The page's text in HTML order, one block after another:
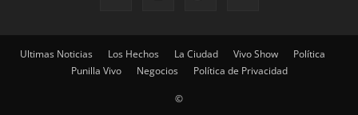
Ultimas Noticias Los Hechos La Ciudad Vivo Show
Política
Punilla Vivo
Negocios Política de Privacidad
©